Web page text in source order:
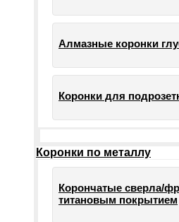
Алмазные коронки
Коронки для
Коронки по металлу
Корончатые сверла/
титановым покрытием